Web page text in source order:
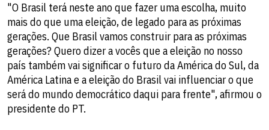
"O Brasil terá neste ano que fazer uma escolha, muito
mais do que uma eleição, de legado para as próximas
gerações. Que Brasil vamos construir para as próximas
gerações? Quero dizer a vocês que a eleição no nosso
país também vai significar o futuro da América do Sul, da
América Latina e a eleição do Brasil vai influenciar o que
será do mundo democrático daqui para frente", afirmou o
presidente do PT.